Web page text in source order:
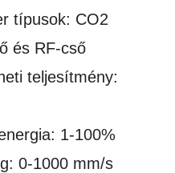
típusok: CO2
és RF-cső
teljesítmény:
1-100%
0-1000 mm/s